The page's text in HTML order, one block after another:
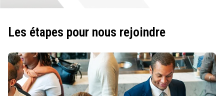
Les étapes pour nous rejoindre